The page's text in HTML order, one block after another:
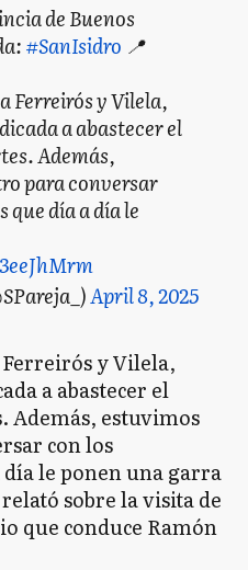
de Buenos
#SanIsidro 📍
Ferreirós y Vilela,
a abastecer el
Además,
para conversar
que día a día le
April 8, 2025
y Vilela,
a abastecer el
Además, estuvimos
con los
le ponen una garra
sobre la visita de
que conduce Ramón